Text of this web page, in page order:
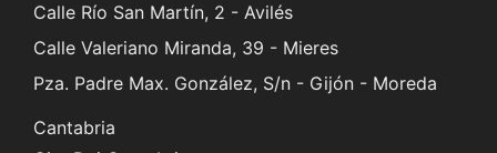
Calle Río San Martín, 2 - Avilés
Calle Valeriano Miranda, 39 - Mieres
Pza. Padre Max. González, S/n - Gijón - Moreda
Cantabria